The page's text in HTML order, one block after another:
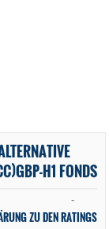
H1 FONDS
-
ZU DEN RATINGS